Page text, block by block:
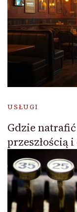
USŁUGI
Gdzie
przeszłością